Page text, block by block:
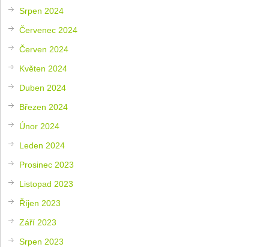
Srpen 2024
Červenec 2024
Červen 2024
Květen 2024
Duben 2024
Březen 2024
Únor 2024
Leden 2024
Prosinec 2023
Listopad 2023
Říjen 2023
Září 2023
Srpen 2023